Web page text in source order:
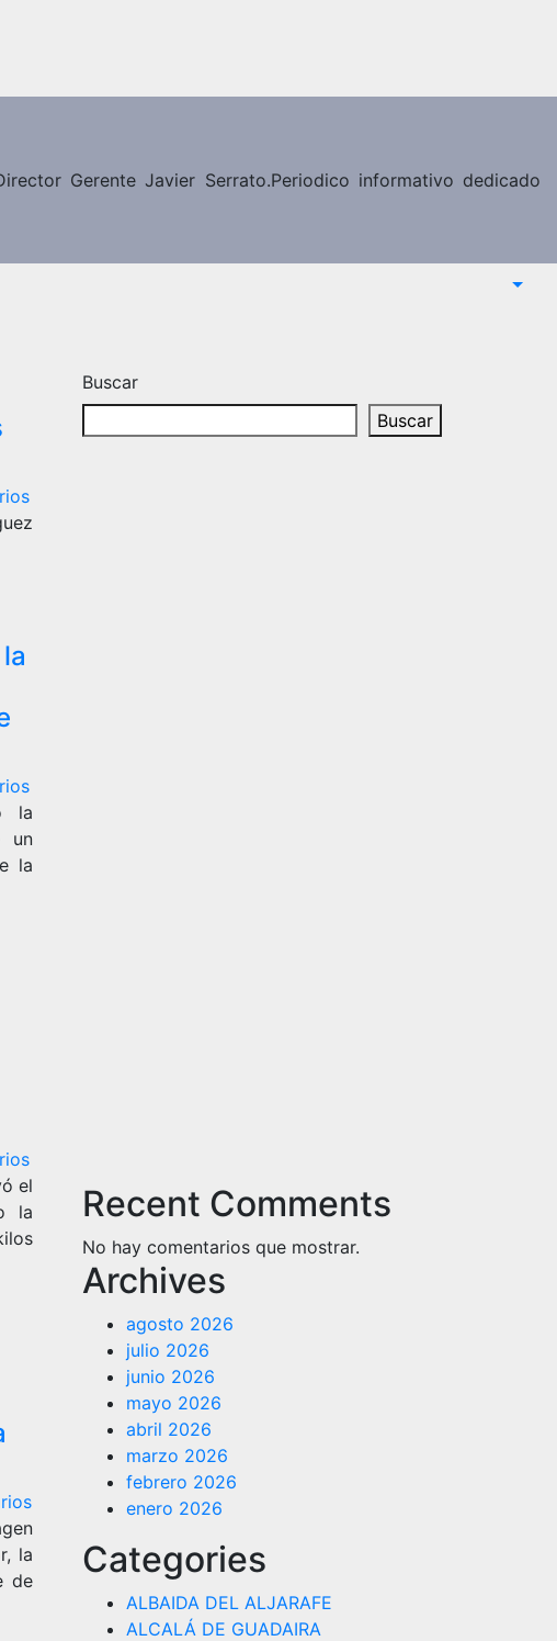
Gerente Javier Serrato.Periodico informativo dedicado
la
un
la
el
la
la
de
Buscar
Buscar
Recent Comments
No hay comentarios que mostrar.
Archives
agosto 2026
julio 2026
junio 2026
mayo 2026
abril 2026
marzo 2026
febrero 2026
enero 2026
Categories
ALBAIDA DEL ALJARAFE
ALCALÁ DE GUADAIRA